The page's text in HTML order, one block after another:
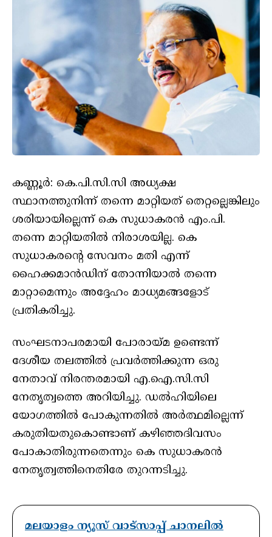
കണ്ണൂർ: കെ.പി.സി.സി അധ്യക്ഷ
സ്ഥാനത്തുനിന്ന് തന്നെ മാറ്റിയത് തെറ്റല്ലെങ്കിലും
ശരിയായില്ലെന്ന് കെ സുധാകരൻ എം.പി.
തന്നെ മാറ്റിയതിൽ നിരാശയില്ല. കെ
സുധാകരന്റെ സേവനം മതി എന്ന്
ഹൈക്കമാൻഡിന് തോന്നിയാൽ തന്നെ
മാറ്റാമെന്നും അദ്ദേഹം മാധ്യമങ്ങളോട്
പ്രതികരിച്ചു.
സംഘടനാപരമായി പോരായ്മ ഉണ്ടെന്ന്
ദേശീയ തലത്തിൽ പ്രവർത്തിക്കുന്ന ഒരു
നേതാവ് നിരന്തരമായി എ.ഐ.സി.സി
നേതൃത്വത്തെ അറിയിച്ചു. ഡൽഹിയിലെ
യോഗത്തിൽ പോകുന്നതിൽ അർത്ഥമില്ലെന്ന്
കരുതിയതുകൊണ്ടാണ് കഴിഞ്ഞദിവസം
പോകാതിരുന്നതെന്നും കെ സുധാകരൻ
നേതൃത്വത്തിനെതിരേ തുറന്നടിച്ചു.
മലയാളം ന്യൂസ് വാട്സാപ്പ് ചാനലിൽ